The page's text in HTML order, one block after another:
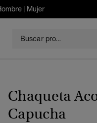
| Mujer
Chaqueta
Capucha